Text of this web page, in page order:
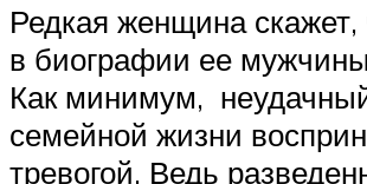
Редкая женщина скажет,
в биографии ее
Как минимум,
семейной жизни
тревогой. Ведь